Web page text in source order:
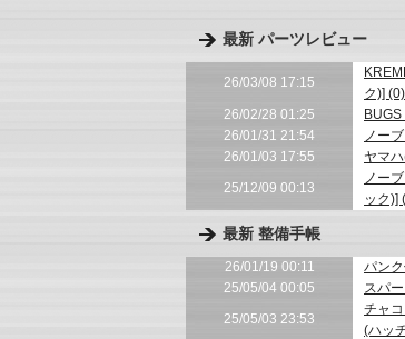
最新 パーツレビュー
26/03/08 17:15
ク)] (0)
26/02/28 01:25
26/01/31 21:54
ノー
26/01/03 17:55
ヤマ
25/12/09 00:13
ノー
ック)]
最新 整備手帳
26/01/19 00:11
パン
25/05/04 00:05
スパ
25/05/03 23:53
チャ
(ハッ